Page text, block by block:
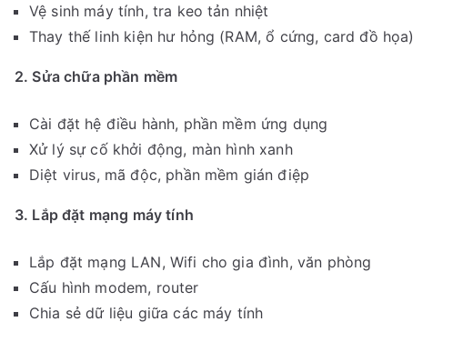
Vệ sinh máy tính, tra keo tản nhiệt
Thay thế linh kiện hư hỏng (RAM, ổ cứng, card đồ họa)
2. Sửa chữa phần mềm
Cài đặt hệ điều hành, phần mềm ứng dụng
Xử lý sự cố khởi động, màn hình xanh
Diệt virus, mã độc, phần mềm gián điệp
3. Lắp đặt mạng máy tính
Lắp đặt mạng LAN, Wifi cho gia đình, văn phòng
Cấu hình modem, router
Chia sẻ dữ liệu giữa các máy tính